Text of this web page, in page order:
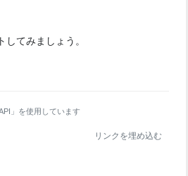
してみましょう。
」を使用しています
リンクを埋め込む